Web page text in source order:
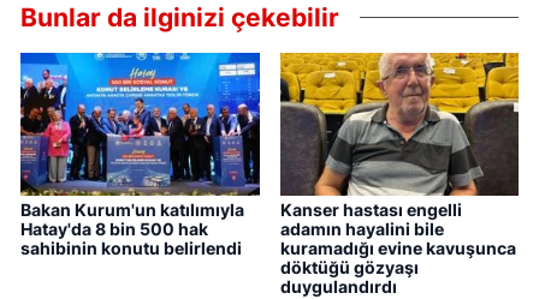
Bunlar da ilginizi çekebilir
Bakan Kurum'un katılımıyla
Hatay'da 8 bin 500 hak
sahibinin konutu belirlendi
Kanser hastası engelli
adamın hayalini bile
kuramadığı evine kavuşunca
döktüğü gözyaşı
duygulandırdı